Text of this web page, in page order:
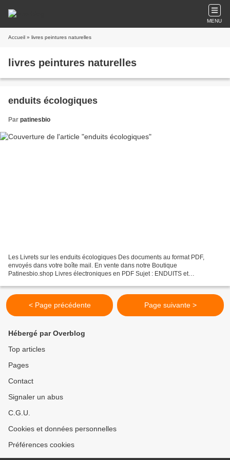
MENU
Accueil » livres peintures naturelles
livres peintures naturelles
enduits écologiques
Par patinesbio
Les Livrets sur les enduits écologiques Des documents au format PDF,
envoyés dans votre boîte mail. En vente dans notre Boutique
Patinesbio.shop Livres électroniques en PDF Sujet : ENDUITS et
< Page précédente Page suivante >
Hébergé par Overblog
Top articles
Pages
Contact
Signaler un abus
C.G.U.
Cookies et données personnelles
Préférences cookies